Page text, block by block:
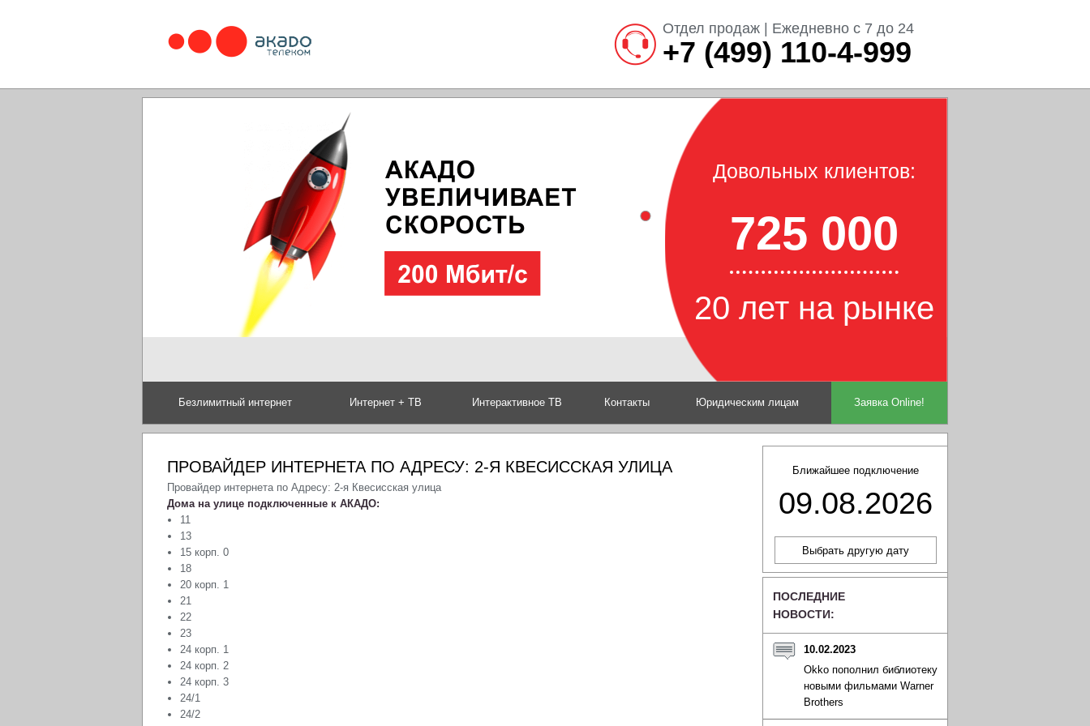
Отдел продаж | Ежедневно с 7 до 24
+7 (499) 110-4-999
Довольных клиентов:
725 000
20 лет на рынке
Безлимитный интернет Интернет + ТВ Интерактивное ТВ Контакты Юридическим лицам Заявка Online!
Ближайшее подключение
09.08.2026
ПОСЛЕДНИЕ
НОВОСТИ:
10.02.2023
Okko пополнил библиотеку
новыми фильмами Warner
Brothers
ПРОВАЙДЕР ИНТЕРНЕТА ПО АДРЕСУ: 2-Я КВЕСИССКАЯ УЛИЦА
Провайдер интернета по Адресу: 2-я Квесисская улица
Дома на улице подключенные к АКАДО:
11
13
15 корп. 0
18
20 корп. 1
21
22
23
24 корп. 1
24 корп. 2
24 корп. 3
24/1
24/2